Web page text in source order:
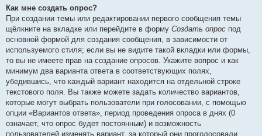
Как мне создать опрос?
При создании темы или редактировании первого сообщения темы
щёлкните на вкладке или перейдите в форму Создать опрос под
основной формой для создания сообщения, в зависимости от
используемого стиля; если вы не видите такой вкладки или формы,
то вы не имеете прав на создание опросов. Укажите вопрос и как
минимум два варианта ответа в соответствующих полях,
убедившись, что каждый вариант находится на отдельной строке
текстового поля. Вы также можете задать количество вариантов,
которые могут выбрать пользователи при голосовании, с помощью
опции «Вариантов ответа», период проведения опроса в днях (0
означает, что опрос будет постоянным) и возможность
пользователей изменять вариант, за который они проголосовали.